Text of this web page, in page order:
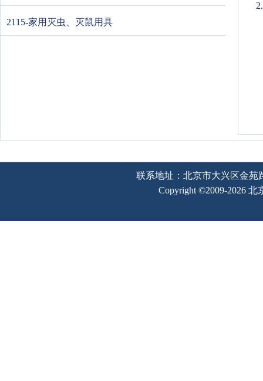
2115-家用灭虫、灭鼠用具
联系地址：北京市大兴区金苑
Copyright ©2009-2026 北